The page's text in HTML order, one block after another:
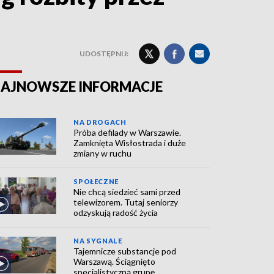
UDOSTĘPNIJ:
INFORMACJE
NA DROGACH
Próba defilady w Warszawie.
Zamknięta Wisłostrada i duże
zmiany w ruchu
SPOŁECZNE
Nie chcą siedzieć sami przed
telewizorem. Tutaj seniorzy
odzyskują radość życia
NA SYGNALE
Tajemnicze substancje pod
Warszawą. Ściągnięto
specjalistyczną grupę